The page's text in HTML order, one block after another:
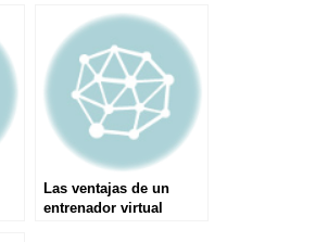
Las ventajas de un
entrenador virtual